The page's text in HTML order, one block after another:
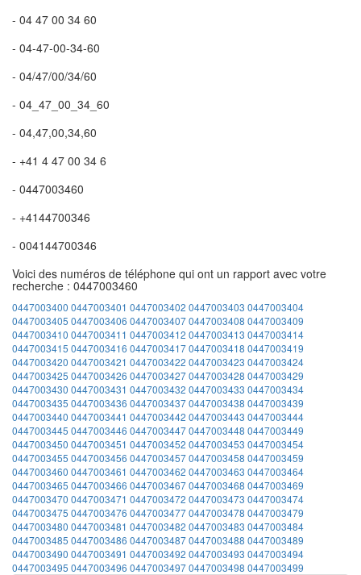
- 04 47 00 34 60
- 04-47-00-34-60
- 04/47/00/34/60
- 04_47_00_34_60
- 04,47,00,34,60
- +41 4 47 00 34 6
- 0447003460
- +4144700346
- 004144700346
Voici des numéros de téléphone qui ont un rapport avec votre
recherche : 0447003460
0447003400 0447003401 0447003402 0447003403 0447003404
0447003405 0447003406 04470034070447003408 0447003409
0447003410 0447003411 0447003412 0447003413 0447003414
0447003415 0447003416 04470034170447003418 0447003419
0447003420 0447003421 0447003422 0447003423 0447003424
0447003425 0447003426 04470034270447003428 0447003429
0447003430 0447003431 0447003432 0447003433 0447003434
0447003435 0447003436 04470034370447003438 0447003439
0447003440 0447003441 0447003442 0447003443 0447003444
0447003445 0447003446 04470034470447003448 0447003449
0447003450 0447003451 0447003452 0447003453 0447003454
0447003455 0447003456 04470034570447003458 0447003459
0447003460 0447003461 0447003462 0447003463 0447003464
0447003465 0447003466 04470034670447003468 0447003469
0447003470 0447003471 0447003472 0447003473 0447003474
0447003475 0447003476 04470034770447003478 0447003479
0447003480 0447003481 0447003482 0447003483 0447003484
0447003485 0447003486 04470034870447003488 0447003489
0447003490 0447003491 0447003492 0447003493 0447003494
0447003495 0447003496 04470034970447003498 0447003499